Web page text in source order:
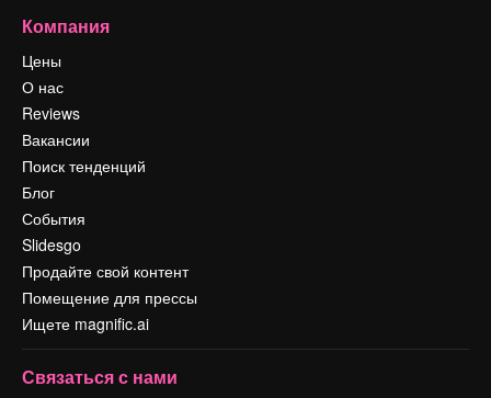
Компания
Цены
О нас
Reviews
Вакансии
Поиск тенденций
Блог
События
Slidesgo
Продайте свой контент
Помещение для прессы
Ищете magnific.ai
Связаться с нами